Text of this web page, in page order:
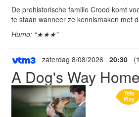
De prehistorische familie Crood komt
te staan wanneer ze kennismaken met
Humo: “★★★”
zaterdag 8/08/2026 20:30
A Dog's Way Home